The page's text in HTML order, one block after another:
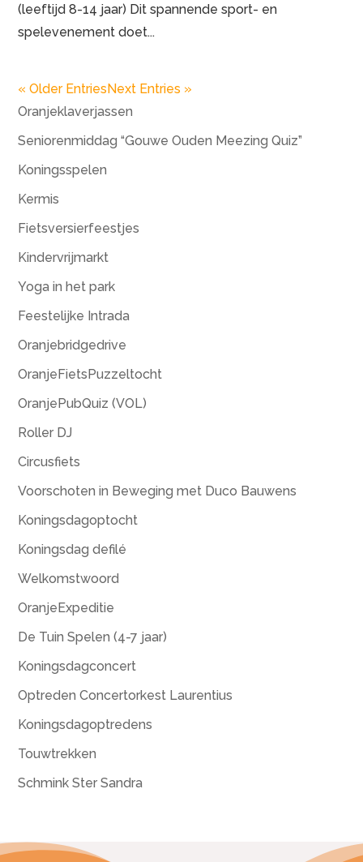
(leeftijd 8-14 jaar) Dit spannende sport- en
spelevenement doet...
« Older Entries Next Entries »
Oranjeklaverjassen
Seniorenmiddag “Gouwe Ouden Meezing Quiz”
Koningsspelen
Kermis
Fietsversierfeestjes
Kindervrijmarkt
Yoga in het park
Feestelijke Intrada
Oranjebridgedrive
OranjeFietsPuzzeltocht
OranjePubQuiz (VOL)
Roller DJ
Circusfiets
Voorschoten in Beweging met Duco Bauwens
Koningsdagoptocht
Koningsdag defilé
Welkomstwoord
OranjeExpeditie
De Tuin Spelen (4-7 jaar)
Koningsdagconcert
Optreden Concertorkest Laurentius
Koningsdagoptredens
Touwtrekken
Schmink Ster Sandra